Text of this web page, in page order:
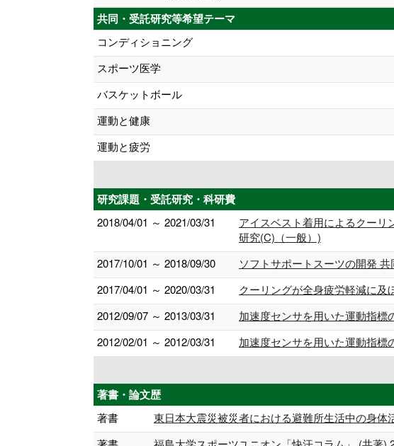
共同・受託研究等希望テーマ
コンディショニング
スポーツ医学
バスケットボール
運動と健康
運動と疲労
研究課題・受託研究・科研費
2018/04/01 ～ 2021/03/31
アイスベスト着用によるクーリ
研究(C)（一般）)
2017/10/01 ～ 2018/09/30
ソフトサポートスーツの開発
2017/04/01 ～ 2020/03/31
クーリングが全身疲労軽減に
2012/09/07 ～ 2013/03/31
加速度センサを用いた運動指標
2012/02/01 ～ 2012/03/31
加速度センサを用いた運動指標
著書・論文歴
著書
東日本大震災被災者における避難所生活中の身体